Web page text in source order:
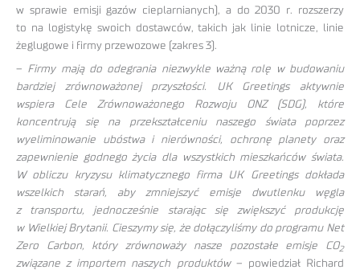
w sprawie emisji gazów cieplarnianych), a do 2030 r. rozszerzy
to na logistykę swoich dostawców, takich jak linie lotnicze, linie
żeglugowe i firmy przewozowe (zakres 3).
– Firmy mają do odegrania niezwykle ważną rolę w budowaniu
bardziej zrównoważonej przyszłości. UK Greetings aktywnie
wspiera Cele Zrównoważonego Rozwoju ONZ (SDG), które
koncentrują się na przekształceniu naszego świata poprzez
wyeliminowanie ubóstwa i nierówności, ochronę planety oraz
zapewnienie godnego życia dla wszystkich mieszkańców świata.
W obliczu kryzysu klimatycznego firma UK Greetings dokłada
wszelkich starań, aby zmniejszyć emisje dwutlenku węgla
z transportu, jednocześnie starając się zwiększyć produkcję
w Wielkiej Brytanii. Cieszymy się, że dołączyliśmy do programu Net
Zero Carbon, który zrównoważy nasze pozostałe emisje CO2
związane z importem naszych produktów– powiedział Richard